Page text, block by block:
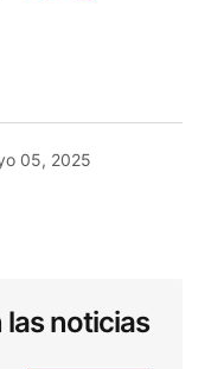
05, 2025
no será
están
las noticias